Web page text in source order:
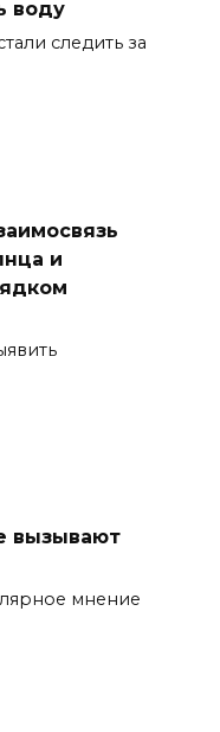
воду
следить за
и
вызывают
мнение